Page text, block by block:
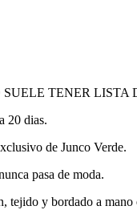
TENER LISTA
20 dias.
de Junco Verde.
pasa de moda.
tejido y bordado a mano